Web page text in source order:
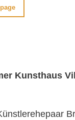
Kunsthaus